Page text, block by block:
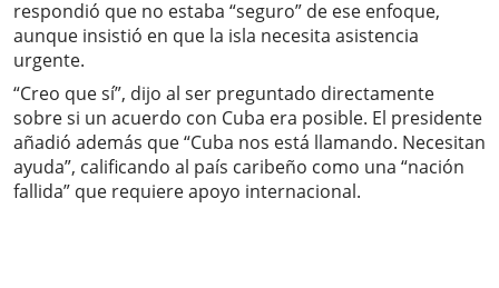
respondió que no estaba “seguro” de ese enfoque,
aunque insistió en que la isla necesita asistencia
urgente.
“Creo que sí”, dijo al ser preguntado directamente
sobre si un acuerdo con Cuba era posible. El presidente
añadió además que “Cuba nos está llamando. Necesitan
ayuda”, calificando al país caribeño como una “nación
fallida” que requiere apoyo internacional.